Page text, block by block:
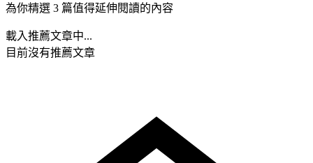
為你精選 3 篇值得延伸閱讀的內容
載入推薦文章中...
目前沒有推薦文章